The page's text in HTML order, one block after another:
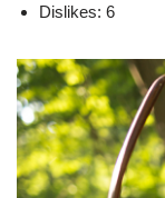
Dislikes: 6